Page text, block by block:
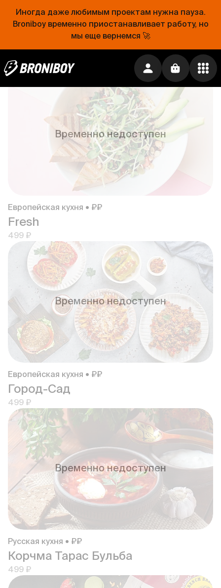
Иногда даже любимым проектам нужна пауза.
Broniboy временно приостанавливает работу, но
мы еще вернемся 🚀
Греческая кухня • ₽₽
0 ₽
Временно недоступен
Европейская кухня • ₽₽
Fresh
499 ₽
Временно недоступен
Европейская кухня • ₽₽
Город-Сад
499 ₽
Временно недоступен
Русская кухня • ₽₽
Корчма Тарас Бульба
499 ₽